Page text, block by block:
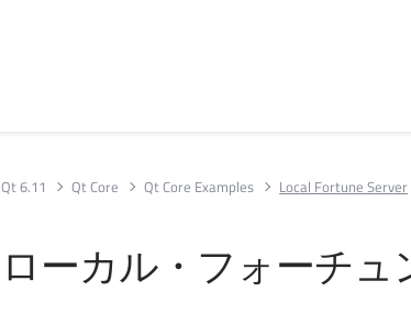
Qt 6.11 Qt Core Qt Core Examples Local Fortune Server
ローカル・フォーチュ